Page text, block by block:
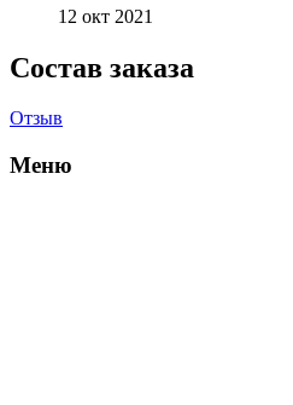
12 окт 2021
Состав заказа
Отзыв
Меню